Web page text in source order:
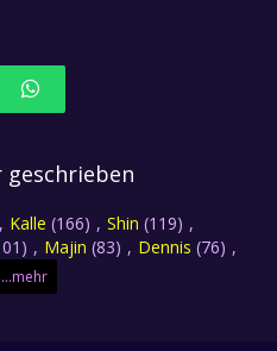
geschrieben
Kalle (166) Shin (119)
Majin (83) Dennis (76)
...mehr